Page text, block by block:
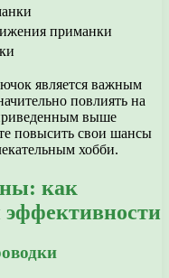
приманки
является важным
повлиять на
выше
повысить свои шансы
хобби.
как
эффективности